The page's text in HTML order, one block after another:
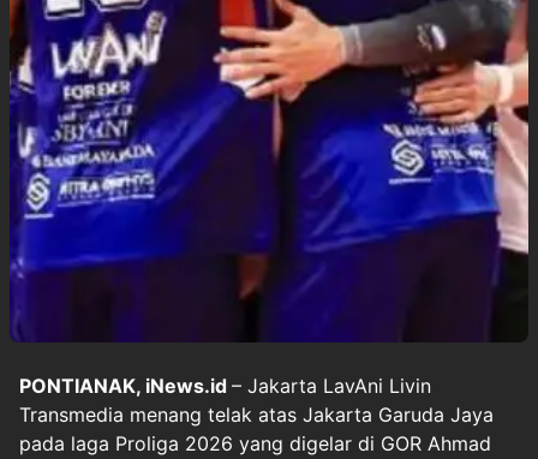
PONTIANAK, iNews.id – Jakarta LavAni Livin
Transmedia menang telak atas Jakarta Garuda Jaya
pada laga Proliga 2026 yang digelar di GOR Ahmad